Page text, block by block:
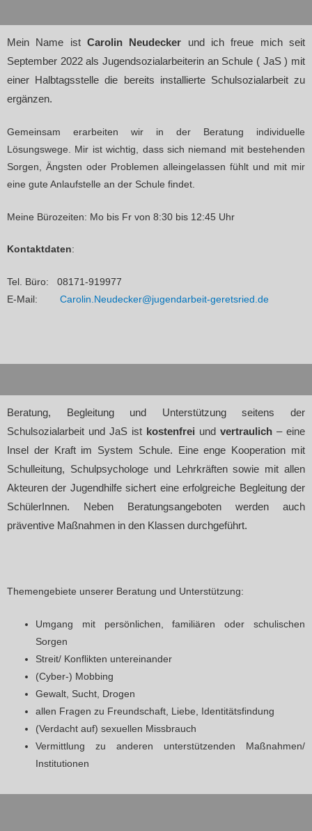
Mein Name ist Carolin Neudecker und ich freue mich seit
September 2022 als Jugendsozialarbeiterin an Schule ( JaS ) mit
einer Halbtagsstelle die bereits installierte Schulsozialarbeit zu
ergänzen.
Gemeinsam erarbeiten wir in der Beratung individuelle
Lösungswege. Mir ist wichtig, dass sich niemand mit bestehenden
Sorgen, Ängsten oder Problemen alleingelassen fühlt und mit mir
eine gute Anlaufstelle an der Schule findet.
Meine Bürozeiten: Mo bis Fr von 8:30 bis 12:45 Uhr
Kontaktdaten:
Tel. Büro: 08171-919977
E-Mail: Carolin.Neudecker@jugendarbeit-geretsried.de
Beratung, Begleitung und Unterstützung seitens der
Schulsozialarbeit und JaS ist kostenfrei und vertraulich – eine
Insel der Kraft im System Schule. Eine enge Kooperation mit
Schulleitung, Schulpsychologe und Lehrkräften sowie mit allen
Akteuren der Jugendhilfe sichert eine erfolgreiche Begleitung der
SchülerInnen. Neben Beratungsangeboten werden auch
präventive Maßnahmen in den Klassen durchgeführt.
Themengebiete unserer Beratung und Unterstützung:
Umgang mit persönlichen, familiären oder schulischen
Sorgen
Streit/ Konflikten untereinander
(Cyber-) Mobbing
Gewalt, Sucht, Drogen
allen Fragen zu Freundschaft, Liebe, Identitätsfindung
(Verdacht auf) sexuellen Missbrauch
Vermittlung zu anderen unterstützenden Maßnahmen/
Institutionen